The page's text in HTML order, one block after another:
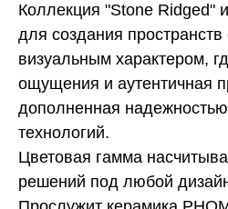
Коллекция "Stone Ridged"
для создания
визуальным характером,
ощущения и аутентичная
дополненная
технологий.
Цветовая гамма
решений под любой